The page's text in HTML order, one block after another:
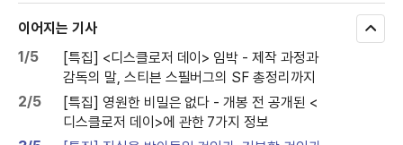
이어지는 기사
1/5
[특집] <디스클로저 데이> 임박 - 제작 과정과
감독의 말, 스티븐 스필버그의 SF 총정리까지
2/5
[특집] 영원한 비밀은 없다 - 개봉 전 공개된 <
디스클로저 데이>에 관한 7가지 정보
모